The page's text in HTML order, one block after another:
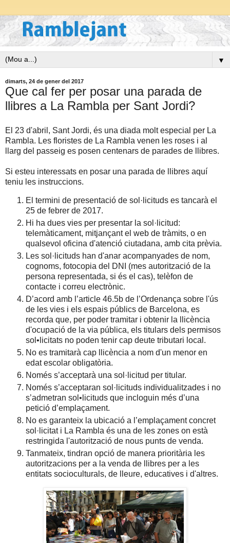
▼
dimarts, 24 de gener del 2017
Que cal fer per posar una parada de
llibres a La Rambla per Sant Jordi?
El 23 d'abril, Sant Jordi, és una diada molt especial per La
Rambla. Les floristes de La Rambla venen les roses i al
llarg del passeig es posen centenars de parades de llibres.
Si esteu interessats en posar una parada de llibres aquí
teniu les instruccions.
El termini de presentació de sol·licituds es tancarà el
25 de febrer de 2017.
Hi ha dues vies per presentar la sol·licitud:
telemàticament, mitjançant el web de tràmits, o en
qualsevol oficina d'atenció ciutadana, amb cita prèvia.
Les sol·licituds han d'anar acompanyades de nom,
cognoms, fotocopia del DNI (mes autorització de la
persona representada, si és el cas), telèfon de
contacte i correu electrònic.
D’acord amb l’article 46.5b de l’Ordenança sobre l'ús
de les vies i els espais públics de Barcelona, es
recorda que, per poder tramitar i obtenir la llicència
d'ocupació de la via pública, els titulars dels permisos
sol•licitats no poden tenir cap deute tributari local.
No es tramitarà cap llicència a nom d'un menor en
edat escolar obligatòria.
Només s’acceptarà una sol·licitud per titular.
Només s’acceptaran sol·licituds individualitzades i no
s’admetran sol•licituds que incloguin més d’una
petició d’emplaçament.
No es garanteix la ubicació a l’emplaçament concret
sol·licitat i La Rambla és una de les zones on està
restringida l'autorització de nous punts de venda.
Tanmateix, tindran opció de manera prioritària les
autoritzacions per a la venda de llibres per a les
entitats socioculturals, de lleure, educatives i d'altres.